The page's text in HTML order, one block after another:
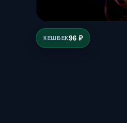
КЕШБЕК96 ₽